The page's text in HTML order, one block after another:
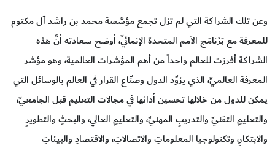
وعن تلك الشراكة التي لم تزل تجمع مؤسَّسة محمد بن راشد آل مكتوم
للمعرفة مع بَرْنامَج الأمم المتحدة الإنمائيِّ، أوضح سعادته أنَّ هذه
الشراكة أفرزت للعالم واحداً من أهم المؤشرات العالمية، وهو مؤشر
المعرفة العالميِّ، الذي يزوِّد الدول وصنّاع القرار في العالم بالوسائل التي
يمكن للدول من خلالها تحسين أدائها في مجالات التعليم قبل الجامعيِّ،
والتعليمِ التقنيِّ والتدريبِ المهنيِّ، والتعليمِ العالي، والبحثِ والتطويرِ
والابتكارِ، وتكنولوجيا المعلوماتِ والاتصالاتِ، والاقتصادِ والبيئاتِ